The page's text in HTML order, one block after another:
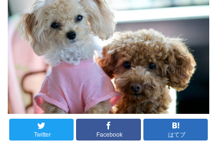
Twitter Facebook はてブ